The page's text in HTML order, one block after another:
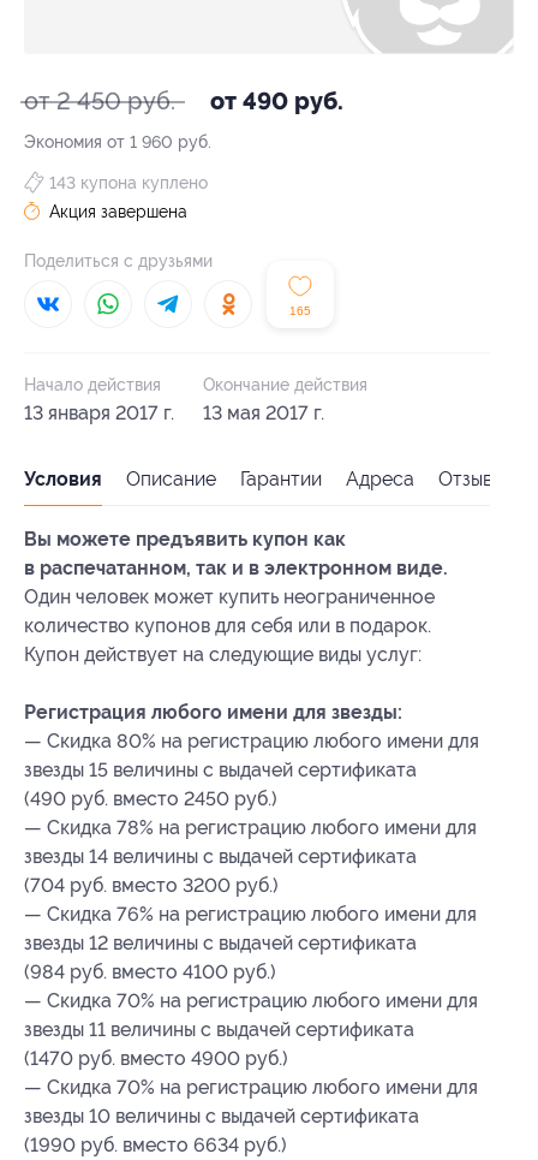
от 2 450 руб. от 490 руб.
Экономия от 1 960 руб.
165
143 купона куплено
Акция завершена
Поделиться с друзьями
Начало действия
13 января 2017 г.
Окончание действия
13 мая 2017 г.
Условия Описание Гарантии Адреса Отзывы
Вы можете предъявить купон как
в распечатанном, так и в электронном виде.
Один человек может купить неограниченное
количество купонов для себя или в подарок.
Купон действует на следующие виды услуг:
Регистрация любого имени для звезды:
— Скидка 80% на регистрацию любого имени для
звезды 15 величины с выдачей сертификата
(490 руб. вместо 2450 руб.)
— Скидка 78% на регистрацию любого имени для
звезды 14 величины с выдачей сертификата
(704 руб. вместо 3200 руб.)
— Скидка 76% на регистрацию любого имени для
звезды 12 величины с выдачей сертификата
(984 руб. вместо 4100 руб.)
— Скидка 70% на регистрацию любого имени для
звезды 11 величины с выдачей сертификата
(1470 руб. вместо 4900 руб.)
— Скидка 70% на регистрацию любого имени для
звезды 10 величины с выдачей сертификата
(1990 руб. вместо 6634 руб.)